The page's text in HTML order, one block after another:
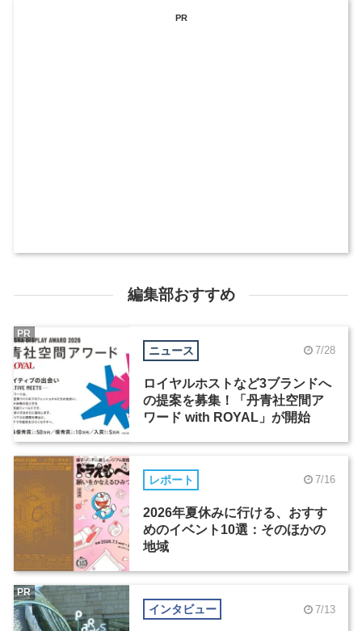
PR
編集部おすすめ
ニュース 7/28
ロイヤルホストなど3ブランドへ
の提案を募集！「丹青社空間ア
ワード with ROYAL」が開始
PR
レポート 7/16
2026年夏休みに行ける、おすす
めのイベント10選：そのほかの
地域
インタビュー 7/13
PR